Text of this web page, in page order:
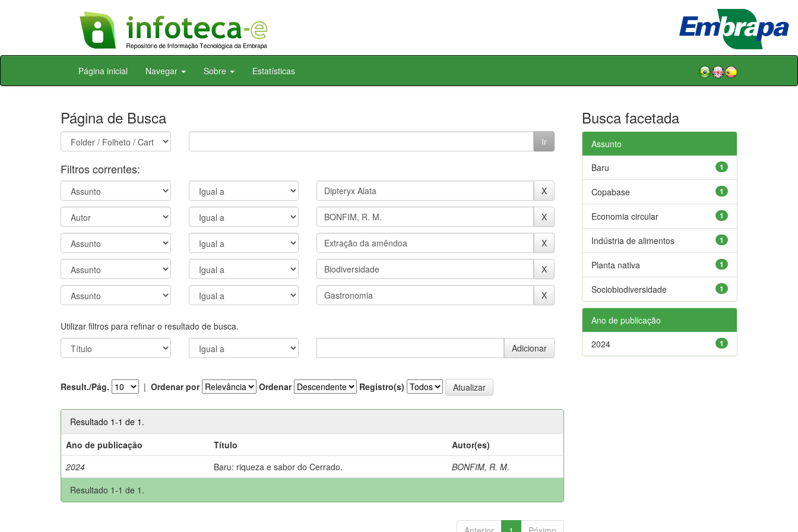
Skip
Página inicial Navegar Sobre Estatísticas
Página de Busca
Filtros correntes:
Utilizar filtros para refinar o resultado de busca.
Result./Pág. | Ordenar por Ordenar Registro(s)
Resultado 1-1 de 1.
Ano de publicação
Título
Autor(es)
2024
Baru: riqueza e sabor do Cerrado.
BONFIM, R. M.
Resultado 1-1 de 1.
Busca facetada
Assunto
1
Baru
1
Copabase
1
Economia circular
1
Indústria de alimentos
1
Planta nativa
1
Sociobiodiversidade
Ano de publicação
1
2024